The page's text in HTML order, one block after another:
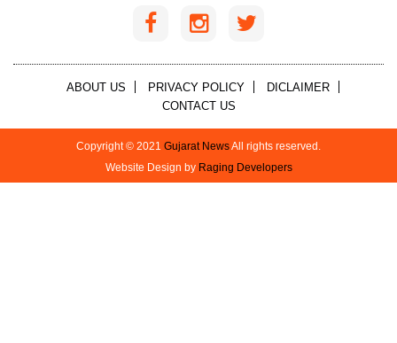
ABOUT US PRIVACY POLICY
DICLAIMER
CONTACT US
Copyright © 2021 Gujarat NewsAll rights reserved.
Website Design by Raging Developers